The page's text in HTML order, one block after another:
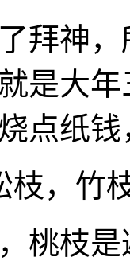
神，
是大
点纸
，竹
枝是